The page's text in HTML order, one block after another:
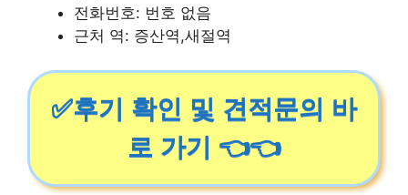
전화번호: 번호 없음
근처 역: 증산역,새절역
✅후기 확인 및 견적문의 바
로 가기 👈👈